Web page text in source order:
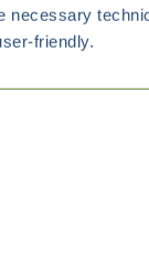
necessary
friendly.